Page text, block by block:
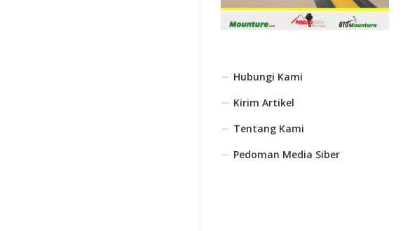
Hubungi Kami
Kirim Artikel
Tentang Kami
Pedoman Media Siber